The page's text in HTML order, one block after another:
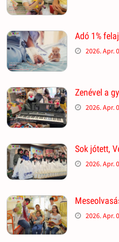
Adó 1%
2026. Apr.
Zenével a
2026. Apr.
Sok jótett,
2026. Apr.
2026. Apr.